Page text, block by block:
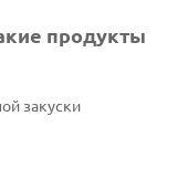
продукты
закуски